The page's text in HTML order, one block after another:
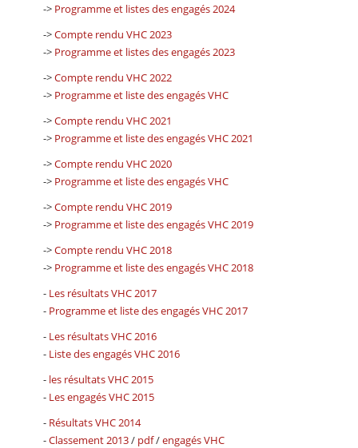
-> Programme et listes des engagés 2024
->Compte rendu VHC 2023
-> Programme et listes des engagés 2023
->Compte rendu VHC 2022
-> Programme et liste des engagés VHC
->Compte rendu VHC 2021
-> Programme et liste des engagés VHC 2021
->Compte rendu VHC 2020
-> Programme et liste des engagés VHC
->Compte rendu VHC 2019
-> Programme et liste des engagés VHC 2019
->Compte rendu VHC 2018
-> Programme et liste des engagés VHC 2018
- Les résultats VHC 2017
- Programme et liste des engagés VHC 2017
- Les résultats VHC 2016
- Liste des engagés VHC 2016
- les résultats VHC 2015
- Les engagés VHC 2015
- Résultats VHC 2014
-Classement 2013/ pdf/engagés VHC